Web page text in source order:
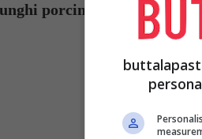
porcini secchi
in